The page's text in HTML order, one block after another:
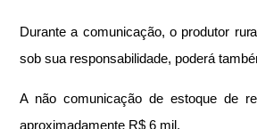
Durante a comunicação, o produtor
sob sua responsabilidade, poderá
A não comunicação de estoque de
aproximadamente R$ 6 mil.